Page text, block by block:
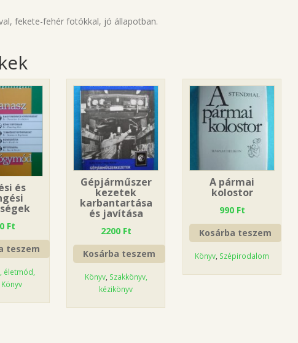
fekete-fehér fotókkal, jó állapotban.
és
Ft
teszem
életmód,
Könyv
Gépjárműszer
kezetek
karbantartása
és javítása
2200 Ft
Kosárba teszem
Könyv, Szakkönyv,
kézikönyv
A pármai
kolostor
990 Ft
Kosárba teszem
Könyv Szépirodalom